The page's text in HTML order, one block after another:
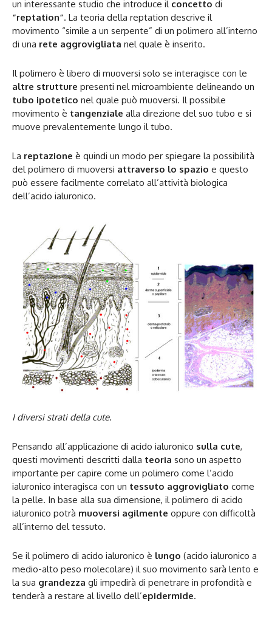
un interessante studio che introduce il concetto di
“reptation”. La teoria della reptation descrive il
movimento “simile a un serpente” di un polimero all’interno
di una rete aggrovigliata nel quale è inserito.
Il polimero è libero di muoversi solo se interagisce con le
altre strutture presenti nel microambiente delineando un
tubo ipotetico nel quale può muoversi. Il possibile
movimento è tangenziale alla direzione del suo tubo e si
muove prevalentemente lungo il tubo.
La reptazione è quindi un modo per spiegare la possibilità
del polimero di muoversi attraverso lo spazio e questo
può essere facilmente correlato all’attività biologica
dell’acido ialuronico.
I diversi strati della cute.
Pensando all’applicazione di acido ialuronico sulla cute,
questi movimenti descritti dalla teoria sono un aspetto
importante per capire come un polimero come l’acido
ialuronico interagisca con un tessuto aggrovigliato come
la pelle. In base alla sua dimensione, il polimero di acido
ialuronico potrà muoversi agilmente oppure con difficoltà
all’interno del tessuto.
Se il polimero di acido ialuronico è lungo (acido ialuronico a
medio-alto peso molecolare) il suo movimento sarà lento e
la sua grandezza gli impedirà di penetrare in profondità e
tenderà a restare al livello dell’epidermide.